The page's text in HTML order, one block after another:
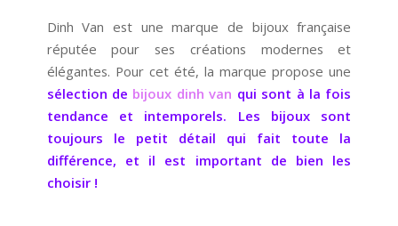
Dinh Van est une marque de bijoux française
réputée pour ses créations modernes et
élégantes. Pour cet été, la marque propose une
sélection de bijoux dinh van qui sont à la fois
tendance et intemporels. Les bijoux sont
toujours le petit détail qui fait toute la
différence, et il est important de bien les
choisir !